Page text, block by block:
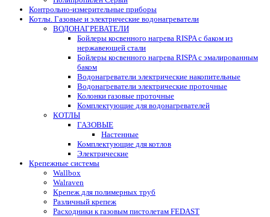
Контрольно-измерительные приборы
Котлы. Газовые и электрические водонагреватели
ВОДОНАГРЕВАТЕЛИ
Бойлеры косвенного нагрева RISPA с баком из
нержавеющей стали
Бойлеры косвенного нагрева RISPA с эмалированным
баком
Водонагреватели электрические накопительные
Водонагреватели электрические проточные
Колонки газовые проточные
Комплектующие для водонагревателей
КОТЛЫ
ГАЗОВЫЕ
Настенные
Комплектующие для котлов
Электрические
Крепежные системы
Wallbox
Walraven
Крепеж для полимерных труб
Различный крепеж
Расходники к газовым пистолетам FEDAST